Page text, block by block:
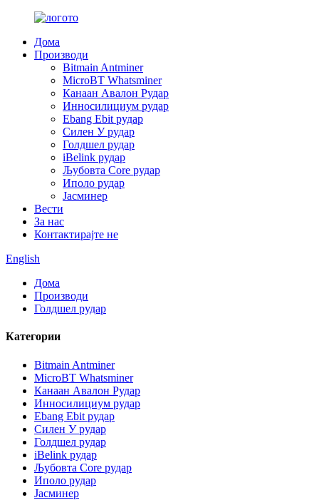
Дома
Производи
Bitmain Antminer
MicroBT Whatsminer
Канаан Авалон Рудар
Инносилициум рудар
Ebang Ebit рудар
Силен У рудар
Голдшел рудар
iBelink рудар
Љубовта Core рудар
Иполо рудар
Јасминер
Вести
За нас
Контактирајте не
English
Дома
Производи
Голдшел рудар
Категории
Bitmain Antminer
MicroBT Whatsminer
Канаан Авалон Рудар
Инносилициум рудар
Ebang Ebit рудар
Силен У рудар
Голдшел рудар
iBelink рудар
Љубовта Core рудар
Иполо рудар
Јасминер